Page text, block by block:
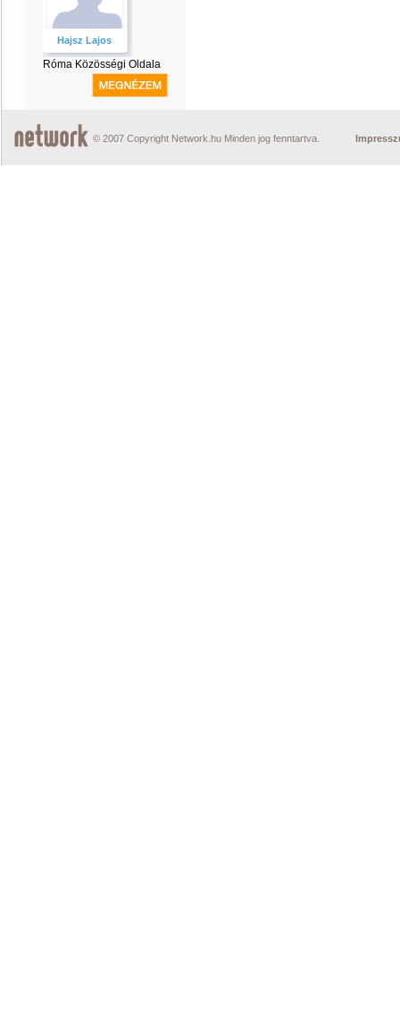
Hajsz Lajos
Róma Közösségi Oldala
© 2007 Copyright Network.hu Minden jog fenntartva.